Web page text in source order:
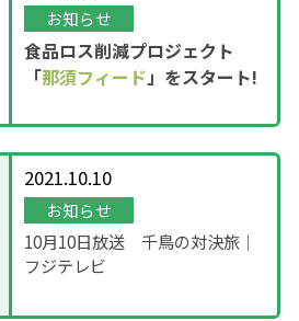
お知らせ
食品ロス削減プロジェクト
「那須フィード」をスタート!
2021.10.10
お知らせ
10月10日放送 千鳥の対決旅｜
フジテレビ